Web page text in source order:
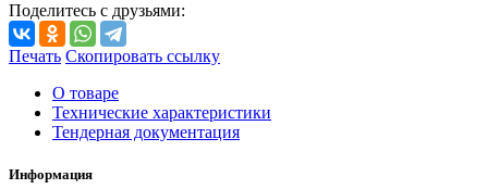
Поделитесь с друзьями:
Печать Скопировать ссылку
О товаре
Технические характеристики
Тендерная документация
Информация